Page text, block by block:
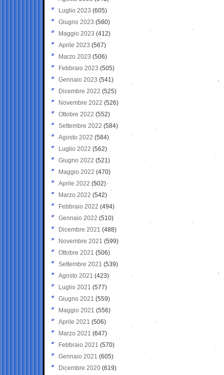
Luglio 2023 (605)
Giugno 2023 (560)
Maggio 2023 (412)
Aprile 2023 (567)
Marzo 2023 (506)
Febbraio 2023 (505)
Gennaio 2023 (541)
Dicembre 2022 (525)
Novembre 2022 (526)
Ottobre 2022 (552)
Settembre 2022 (584)
Agosto 2022 (584)
Luglio 2022 (562)
Giugno 2022 (521)
Maggio 2022 (470)
Aprile 2022 (502)
Marzo 2022 (542)
Febbraio 2022 (494)
Gennaio 2022 (510)
Dicembre 2021 (488)
Novembre 2021 (599)
Ottobre 2021 (506)
Settembre 2021 (539)
Agosto 2021 (423)
Luglio 2021 (577)
Giugno 2021(559)
Maggio 2021 (556)
Aprile 2021 (506)
Marzo 2021 (647)
Febbraio 2021 (570)
Gennaio 2021 (605)
Dicembre 2020 (619)